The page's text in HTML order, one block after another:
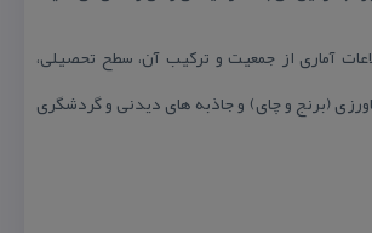
آماری از جمعیت و تركیب آن، سطح تحصیلی،
(برنج و چای) و جاذبه های دیدنی و گردشگری